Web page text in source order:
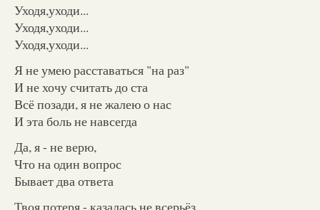
Уходя,уходи...
Уходя,уходи...
Уходя,уходи...
Я не умею расставаться "на раз"
И не хочу считать до ста
Всё позади, я не жалею о нас
И эта боль не навсегда
Да, я - не верю,
Что на один вопрос
Бывает два ответа
Твоя потеря - казалась не всерьёз